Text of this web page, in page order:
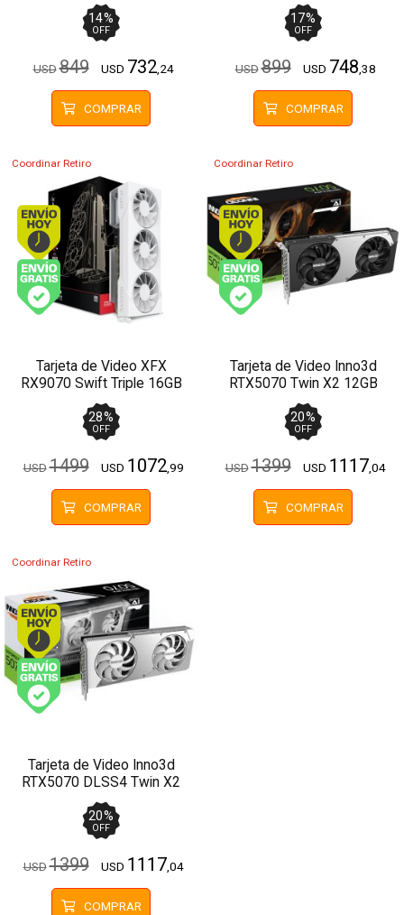
14%
OFF
USD849 USD 732,24
COMPRAR
17%
OFF
USD899 USD 748 ,38
COMPRAR
Coordinar Retiro
Envío hoy. Comprando antes de 13Hs.
Envío gratis (Ver Envíos y Pagos)
Tarjeta de Video XFX
RX9070 Swift Triple 16GB
GDDR6
28%
OFF
USD1499 USD 1072,99
COMPRAR
Coordinar Retiro
Envío hoy.
Tarjeta de Video Inno3d
RTX5070 Twin X2 12GB
GDDR7
20%
OFF
USD1399 USD 1117 ,04
COMPRAR
Coordinar Retiro
Envío hoy. Comprando antes de 13Hs.
Tarjeta de Video Inno3d
RTX5070 DLSS4 Twin X2
12GB GDDR7
20%
OFF
USD1399 USD 1117 ,04
COMPRAR